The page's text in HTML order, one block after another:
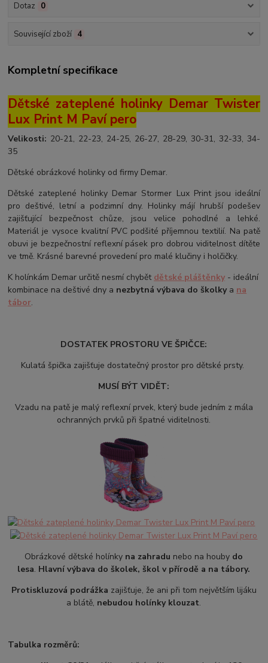
Dotaz 0
Související zboží 4
Kompletní specifikace
Dětské zateplené holinky Demar Twister
Lux Print M Paví pero
Velikosti: 20-21, 22-23, 24-25, 26-27, 28-29, 30-31, 32-33, 34-
35
Dětské obrázkové holinky od firmy Demar.
Dětské zateplené holinky Demar Stormer Lux Print jsou ideální
pro deštivé, letní a podzimní dny. Holinky májí hrubší podešev
zajišťující bezpečnost chůze, jsou velice pohodlné a lehké.
Materiál je vysoce kvalitní PVC podšité příjemnou textilií. Na patě
obuvi je bezpečnostní reflexní pásek pro dobrou viditelnost dítěte
ve tmě. Krásné barevné provedení pro malé klučiny i holčičky.
K holínkám Demar určitě nesmí chybět dětské pláštěnky - ideální
kombinace na deštivé dny a nezbytná výbava do školkya na
tábor.
DOSTATEK PROSTORU VE ŠPIČCE:
Kulatá špička zajišťuje dostatečný prostor pro dětské prsty.
MUSÍ BÝT VIDĚT:
Vzadu na patě je malý reflexní prvek, který bude jedním z mála
ochranných prvků při špatné viditelnosti.
Obrázkové dětské holínky na zahradu nebo na houby do
lesa. Hlavní výbava do školek, škol v přírodě a na tábory.
Protiskluzová podrážka zajišťuje, že ani při tom největším lijáku
a blátě, nebudou holínky klouzat.
Tabulka rozměrů: